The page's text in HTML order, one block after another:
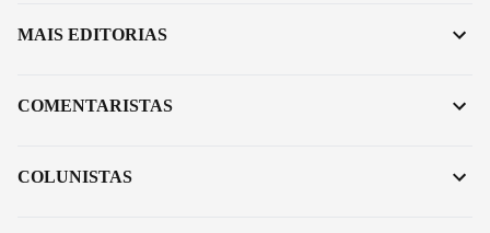
MAIS EDITORIAS
COMENTARISTAS
COLUNISTAS